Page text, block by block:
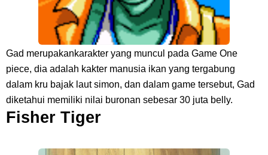
Gad merupakankarakter yang muncul pada Game One
piece, dia adalah kakter manusia ikan yang tergabung
dalam kru bajak laut simon, dan dalam game tersebut, Gad
diketahui memiliki nilai buronan sebesar 30 juta belly.
Fisher Tiger